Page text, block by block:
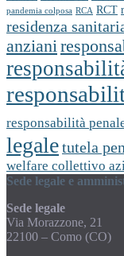
pandemia colposa RCA RCT
residenza
anziani
responsabilità
legaletutela
welfare collettivo
Sede legale e
Sede legale
Via Morazzone, 21
22100 – Como (CO)